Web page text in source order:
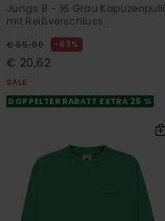
Jungs 8 - 16 Grau Kapuzenpulli
mit Reißverschluss
€ 55,00 63%
€ 20,62
SALE
DOPPELTER RABATT EXTRA 25 %